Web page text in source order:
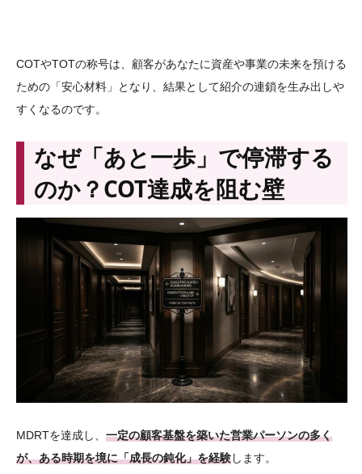
COTやTOTの称号は、顧客があなたに資産や事業の未来を預ける
ための「安心材料」となり、結果として紹介の連鎖を生み出しや
すくなるのです。
なぜ「あと一歩」で停滞する
のか？COT達成を阻む壁
MDRTを達成し、 一定の顧客基盤を築いた営業パーソンの多く
が、ある時期を境に「成長の鈍化」を経験します。